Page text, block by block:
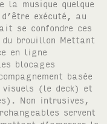
la musique quelque
exécuté, au
se confondre ces
brouillon Mettant
en ligne
blocages
basée
(le deck) et
Non intrusives,
servent